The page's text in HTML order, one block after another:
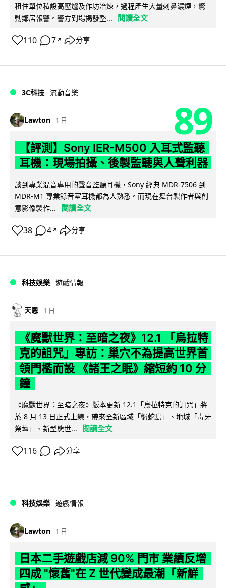
租住單位私設高壓爐及作坊冶煉，過程產生大量刺鼻濃煙，驚
動鄰居報警。警方到場揭發整...
閱讀全文
110 7 ↗ 分享
3C科技 流動音樂
Lawton 1 日 89
【評測】Sony IER-M500 入耳式監聽
耳機：現場拍攝、後製監聽與人聲利器
談到專業混音專用的聲音監聽耳機，Sony 經典 MDR-7506 到
MDR-M1 專業錄音室耳機都為人熟悉。而現在舞台製作者與創
意影像製作...
閱讀全文
38 4 ↗ 分享
科技娛樂 遊戲情報
天恩 1 日
《魔獸世界：至暗之夜》12.1 「烏拉特
克的詛咒」專訪：巢穴不為提高世界首
領門檻而設 《諸王之眠》縮短約 10 分
鐘
《魔獸世界：至暗之夜》版本更新 12.1「烏拉特克的詛咒」將
於 8 月 13 日正式上線，帶來全新區域「盤蛇島」、地城「毒牙
祭壇」、新型態世...
閱讀全文
116 分享
科技娛樂 遊戲情報
Lawton 1 日
日本二手遊戲店減 90% 門市 業績反增
四成 "懷舊"在 Z 世代變成最潮「新鮮